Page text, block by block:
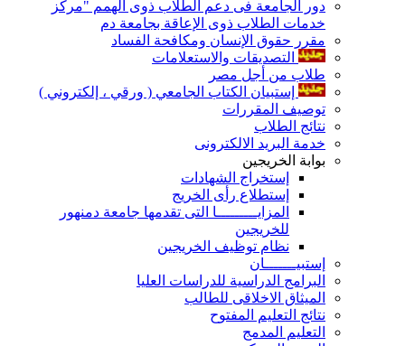
دور الجامعة فى دعم الطلاب ذوى الهمم "مركز
خدمات الطلاب ذوى الإعاقة بجامعة دم
مقرر حقوق الإنسان ومكافحة الفساد
التصديقات والاستعلامات
طلاب من أجل مصر
إستبيان الكتاب الجامعي ( ورقي ، إلكتروني )
توصيف المقررات
نتائج الطلاب
خدمة البريد الالكترونى
بوابة الخريجين
إستخراج الشهادات
إستطلاع رأى الخريج
المزايـــــــــا التى تقدمها جامعة دمنهور
للخريجين
نظام توظيف الخريجين
إستبيـــــــان
البرامج الدراسية للدراسات العليا
الميثاق الاخلاقى للطالب
نتائج التعليم المفتوح
التعليم المدمج